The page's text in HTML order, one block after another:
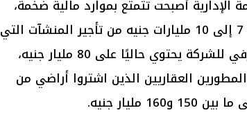
أصبحت تتمتع بموارد مالية ضخمة،
حيث تحقق سنويًا عوائد تتراوح بين 7 إلى 10 مليارات جنيه من تأجير المنشآت التي
شيدتها. وأضاف أن الحساب المصرفي للشركة يحتوي حاليًا على 80 مليار جنيه،
العقاريين الذين اشتروا أراضي من
جنيه.